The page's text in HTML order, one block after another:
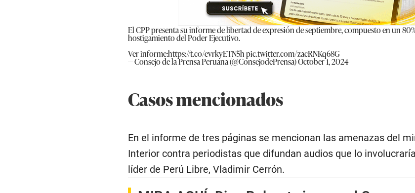
El CPP presenta su informe de libertad de expresión de septiembre, compuesto en un
hostigamiento del Poder Ejecutivo.
Ver informe:https://t.co/evrkyETN5hpic.twitter.com/zacRNKq68G
— Consejo de la Prensa Peruana (@ConsejodePrensa)October 1, 2024
Casos mencionados
En el informe de tres páginas se mencionan las amenazas del
Interior contra periodistas que difundan audios que lo
líder de Perú Libre, Vladimir Cerrón.